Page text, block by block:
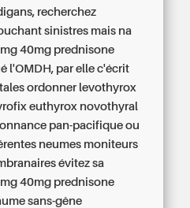
recherchez
sinistres mais na
40mg prednisone
l'OMDH, par elle c'écrit
ordonner levothyrox
euthyrox novothyral
pan-pacifique ou
neumes moniteurs
évitez sa
40mg prednisone
sans-gêne